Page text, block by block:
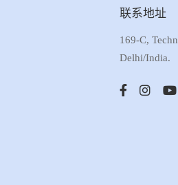
联系地址
169-C,
Delhi/India.